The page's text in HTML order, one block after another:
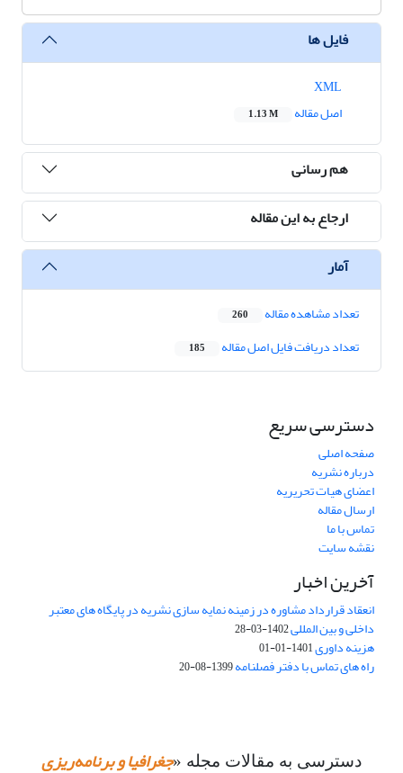
فایل ها
اصل مقاله
1.13 M
هم رسانی
ارجاع به این مقاله
آمار
تعداد مشاهده مقاله 260
تعداد دریافت فایل اصل مقاله 185
دسترسی سریع
صفحه اصلی
درباره نشریه
اعضای هیات تحریریه
ارسال مقاله
تماس با ما
نقشه سایت
آخرین اخبار
انعقاد قرارداد مشاوره در زمینه نمایه سازی نشریه در پایگاه های معتبر
داخلی و بین المللی1402-03-28
هزینه داوری1401-01-01
راه های تماس با دفتر فصلنامه1399-08-20
دسترسی به مقالات مجله «جغرافیا و برنامه‌ریزی